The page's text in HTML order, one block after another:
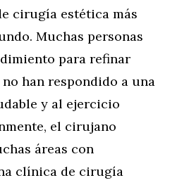
cirugía estética más
Muchas personas
para refinar
han respondido a una
y al ejercicio
el cirujano
áreas con
clínica de cirugía